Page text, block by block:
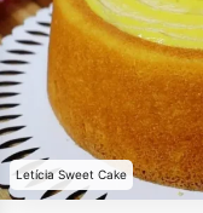
Letícia Sweet Cake